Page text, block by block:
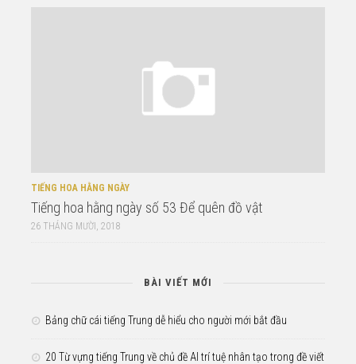
TIẾNG HOA HẰNG NGÀY
Tiếng hoa hằng ngày số 53 Để quên đồ vật
26 THÁNG MƯỜI, 2018
BÀI VIẾT MỚI
Bảng chữ cái tiếng Trung dễ hiểu cho người mới bắt đầu
20 Từ vựng tiếng Trung về chủ đề AI trí tuệ nhân tạo trong đề viết